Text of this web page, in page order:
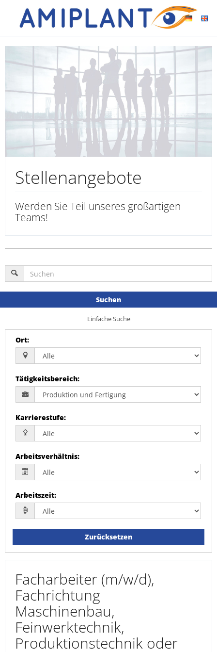
Stellenangebote
Werden Sie Teil unseres großartigen
Teams!
Suchen
Einfache Suche
Ort:
Tätigkeitsbereich:
Karrierestufe:
Arbeitsverhältnis:
Arbeitszeit:
Zurücksetzen
Facharbeiter (m/w/d),
Fachrichtung
Maschinenbau,
Feinwerktechnik,
Produktionstechnik oder